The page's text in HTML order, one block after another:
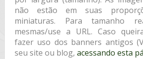
não estão em suas
miniaturas. Para tamanho
mesmas/use a URL. Caso
fazer uso dos banners antigos
seu site ou blog, acessando esta